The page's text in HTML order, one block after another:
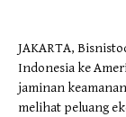
JAKARTA,
Indonesia ke
jaminan
melihat peluang